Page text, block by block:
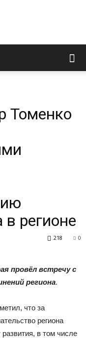
Томенко
регионе
0
218
провёл встречу с
региона.
что за
региона
в том числе